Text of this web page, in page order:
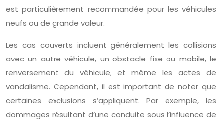
est particulièrement recommandée pour les véhicules
neufs ou de grande valeur.
Les cas couverts incluent généralement les collisions
avec un autre véhicule, un obstacle fixe ou mobile, le
renversement du véhicule, et même les actes de
vandalisme. Cependant, il est important de noter que
certaines exclusions s’appliquent. Par exemple, les
dommages résultant d’une conduite sous l’influence de